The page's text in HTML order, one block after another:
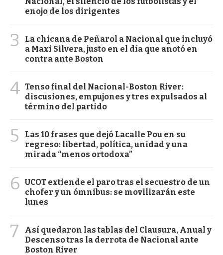
enojo de los dirigentes
3
La chicana de Peñarol a Nacional que incluyó
a Maxi Silvera, justo en el día que anotó en
contra ante Boston
4 Tenso final del Nacional-Boston River:
discusiones, empujones y tres expulsados al
término del partido
5
Las 10 frases que dejó Lacalle Pou en su
regreso: libertad, política, unidad y una
mirada “menos ortodoxa”
6 UCOT extiende el paro tras el secuestro de un
chofer y un ómnibus: se movilizarán este
lunes
7
Así quedaron las tablas del Clausura, Anual y
Descenso tras la derrota de Nacional ante
Boston River